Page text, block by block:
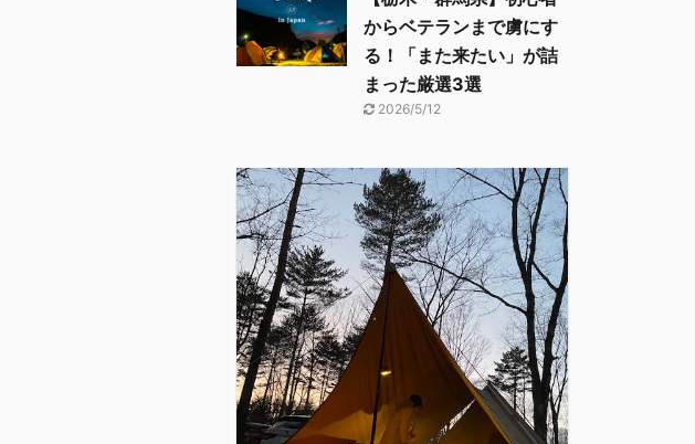
からベテランまで虜にす
る！「また来たい」が詰
まった厳選3選
2026/5/12